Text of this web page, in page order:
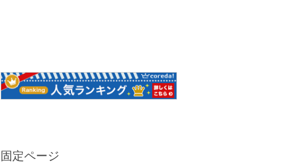
固定ページ